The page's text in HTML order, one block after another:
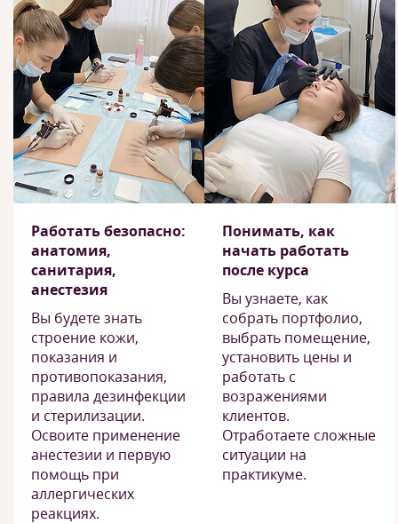
Работать безопасно:
анатомия,
санитария,
анестезия
Вы будете знать
строение кожи,
показания и
противопоказания,
правила дезинфекции
и стерилизации.
Освоите применение
анестезии и первую
помощь при
аллергических
реакциях.
Понимать, как
начать работать
после курса
Вы узнаете, как
собрать портфолио,
выбрать помещение,
установить цены и
работать с
возражениями
клиентов.
Отработаете сложные
ситуации на
практикуме.